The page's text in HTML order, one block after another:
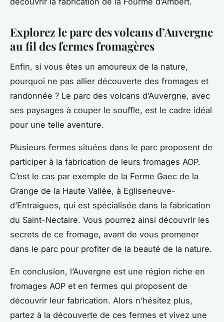
Explorez le parc des volcans d’Auvergne
au fil des fermes fromagères
Enfin, si vous êtes un amoureux de la nature,
pourquoi ne pas allier découverte des fromages et
randonnée ? Le parc des volcans d’Auvergne, avec
ses paysages à couper le souffle, est le cadre idéal
pour une telle aventure.
Plusieurs fermes situées dans le parc proposent de
participer à la fabrication de leurs fromages AOP.
C’est le cas par exemple de la Ferme Gaec de la
Grange de la Haute Vallée, à Egliseneuve-
d’Entraigues, qui est spécialisée dans la fabrication
du Saint-Nectaire. Vous pourrez ainsi découvrir les
secrets de ce fromage, avant de vous promener
dans le parc pour profiter de la beauté de la nature.
En conclusion, l’Auvergne est une région riche en
fromages AOP et en fermes qui proposent de
découvrir leur fabrication. Alors n’hésitez plus,
partez à la découverte de ces fermes et vivez une